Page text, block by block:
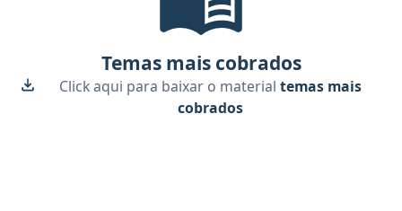
Temas mais cobrados
Click aqui para baixar o material temas mais
cobrados